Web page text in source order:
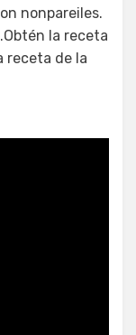
nonpareiles.
la receta
receta de la